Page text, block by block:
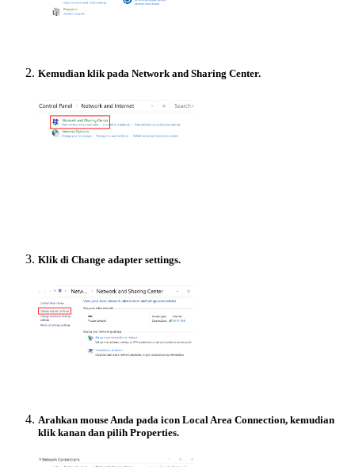
Kemudian klik pada Network and Sharing Center.
Klik di Change adapter settings.
Arahkan mouse Anda pada icon Local Area Connection, kemudian
klik kanan dan pilih Properties.